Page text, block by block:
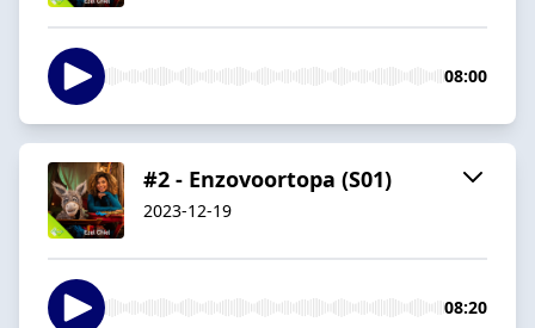
08:00
#2 - Enzovoortopa (S01)
2023-12-19
08:20